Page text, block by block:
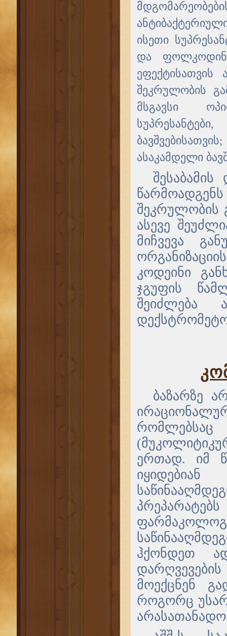
ისეთი
და
შეკრულობის
მსგავსი
ასაკამდელი
შეკრულობის
ასევე
მიჩვევა
კოდეინი
ჯგუფის
შეიძლება
ბაზარზე
ერთად. იმ
ჰქონდეთ
მოექცნენ
როგორც